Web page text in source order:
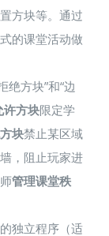
方块等​。通过
的课堂活动做
绝方块”和“边
许方块限定学
块禁止某区域
，阻止玩家进
管理课堂秩
独立程序（适